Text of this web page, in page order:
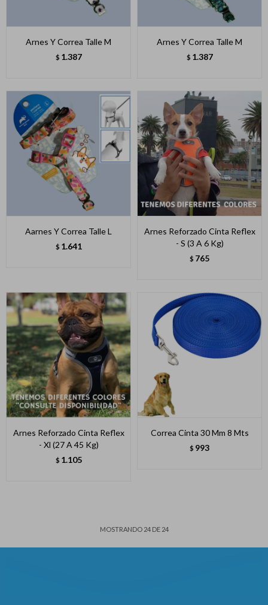
Arnes Y Correa Talle M
$ 1.387
Arnes Y Correa Talle M
$ 1.387
Aarnes Y Correa Talle L
$ 1.641
Arnes Reforzado Cinta Reflex
- S (3 A 6 Kg)
$ 765
Arnes Reforzado Cinta Reflex
- Xl (27 A 45 Kg)
$ 1.105
Correa Cinta 30 Mm 8 Mts
$ 993
MOSTRANDO 24DE 24